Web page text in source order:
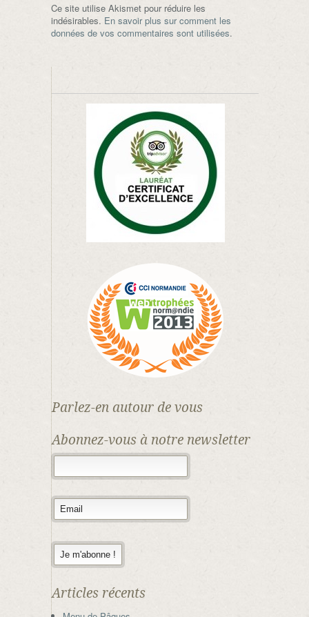
Ce site utilise Akismet pour réduire les
indésirables. En savoir plus sur comment les
données de vos commentaires sont utilisées.
Parlez-en autour de vous
Abonnez-vous à notre newsletter
Articles récents